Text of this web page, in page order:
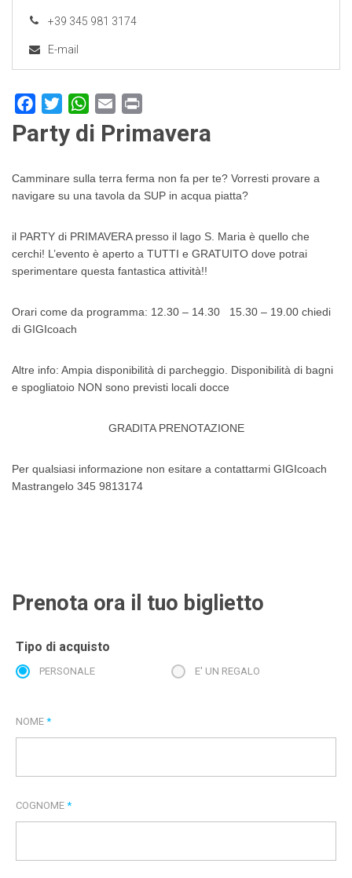
+39 345 981 3174
E-mail
FacebookTwitterWhatsApp
Email
Party di Primavera
Camminare sulla terra ferma non fa per te? Vorresti provare a
navigare su una tavola da SUP in acqua piatta?
il PARTY di PRIMAVERA presso il lago S. Maria è quello che
cerchi! L’evento è aperto a TUTTI e GRATUITO dove potrai
sperimentare questa fantastica attività!!
Orari come da programma: 12.30 – 14.30 15.30 – 19.00 chiedi
di GIGIcoach
Altre info: Ampia disponibilità di parcheggio. Disponibilità di bagni
e spogliatoio NON sono previsti locali docce
GRADITA PRENOTAZIONE
Per qualsiasi informazione non esitare a contattarmi GIGIcoach
Mastrangelo 345 9813174
Prenota ora il tuo biglietto
Tipo di acquisto
PERSONALE E' UN REGALO
NOME *
COGNOME *